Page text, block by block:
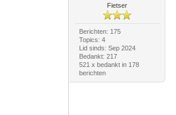
Fietser
Berichten: 175
Topics: 4
Lid sinds: Sep 2024
Bedankt: 217
521 x bedankt in 178
berichten